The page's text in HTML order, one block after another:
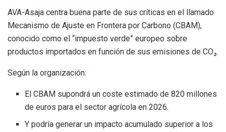
AVA-Asaja centra buena parte de sus críticas en el llamado
Mecanismo de Ajuste en Frontera por Carbono (CBAM),
conocido como el “impuesto verde” europeo sobre
productos importados en función de sus emisiones de CO₂.
Según la organización:
El CBAM supondrá un coste estimado de 820 millones
de euros para el sector agrícola en 2026.
Y podría generar un impacto acumulado superior a los